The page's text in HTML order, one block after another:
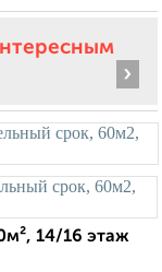
›
14/16 этаж